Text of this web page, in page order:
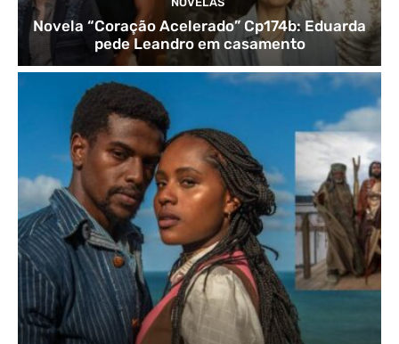
Novela “Coração Acelerado” Cp174b: Eduarda
pede Leandro em casamento